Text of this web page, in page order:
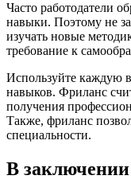
Часто работодатели
навыки. Поэтому не
изучать новые
требование к
Используйте каждую
навыков. Фриланс
получения
Также, фриланс
специальности.
В заключении